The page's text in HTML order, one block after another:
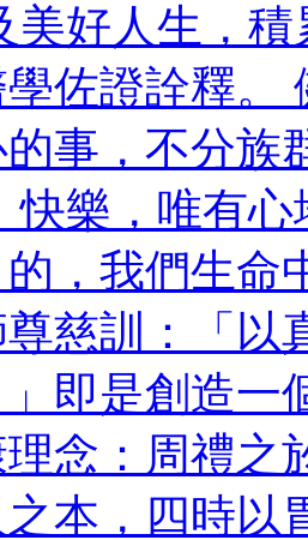
美好人生，
佐證詮釋。
事，不分族
快樂，唯有
，我們生命
慈訓：「以
即是創造一
念：周禮之
本，四時以